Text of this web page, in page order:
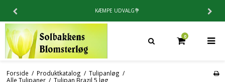
4.9 / 5⭐️PÅ TRUSTPILOT
0
Forside / Produktkatalog / Tulipanløg /
Alle Tulipaner / Tulipan Brazil 5 løg